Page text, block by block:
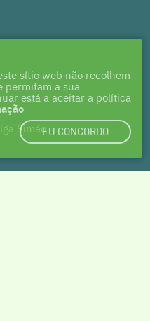
Simão
sítio web não recolhem
permitam a sua
está a aceitar a política
EU CONCORDO